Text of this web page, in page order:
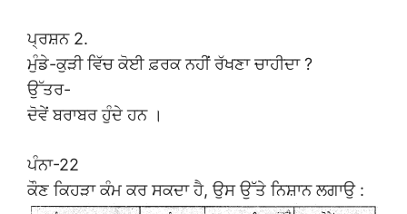
ਪ੍ਰਸ਼ਨ 2.
ਮੁੰਡੇ-ਕੁੜੀ ਵਿੱਚ ਕੋਈ ਫ਼ਰਕ ਨਹੀਂ ਰੱਖਣਾ ਚਾਹੀਦਾ ?
ਉੱਤਰ-
ਦੋਵੇਂ ਬਰਾਬਰ ਹੁੰਦੇ ਹਨ ।
ਪੰਨਾ-22
ਕੌਣ ਕਿਹੜਾ ਕੰਮ ਕਰ ਸਕਦਾ ਹੈ, ਉਸ ਉੱਤੇ ਨਿਸ਼ਾਨ ਲਗਾਉ :